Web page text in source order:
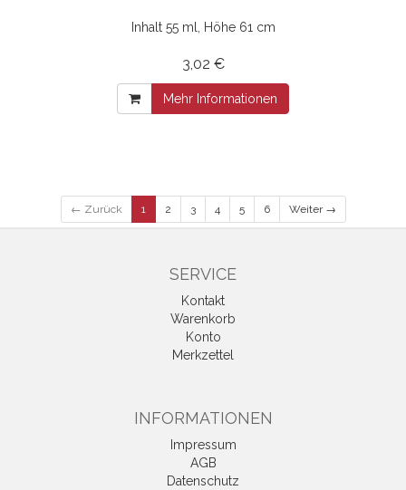
Inhalt 55 ml, Höhe 61 cm
3,02 €
Mehr Informationen
← Zurück 1 2 3 4 5 6 Weiter →
SERVICE
Kontakt
Warenkorb
Konto
Merkzettel
INFORMATIONEN
Impressum
AGB
Datenschutz